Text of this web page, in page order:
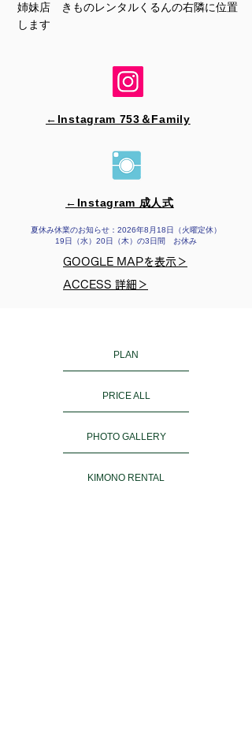
姉妹店 きものレンタルくるんの右隣に位置
します
←Instagram 753＆​Family
←Instagram 成人式
夏休み休業のお知らせ：2026年8月18日（火曜定休）
19日（水）20日（木）の3日間 お休み
GOOGLE MAPを表示＞
ACCESS 詳細＞
PLAN
PRICE ALL
PHOTO GALLERY
KIMONO RENTAL